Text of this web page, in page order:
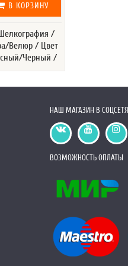
В КОРЗИНУ
/
Велюр / Цвет
Черный /
НАШ МАГАЗИН В
ВОЗМОЖНОСТЬ ОПЛАТЫ